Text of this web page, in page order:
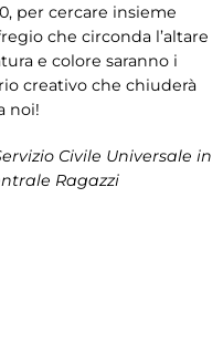
per cercare insieme
che circonda l’altare
e colore saranno i
creativo che chiuderà
noi!
Civile Universale in
Ragazzi